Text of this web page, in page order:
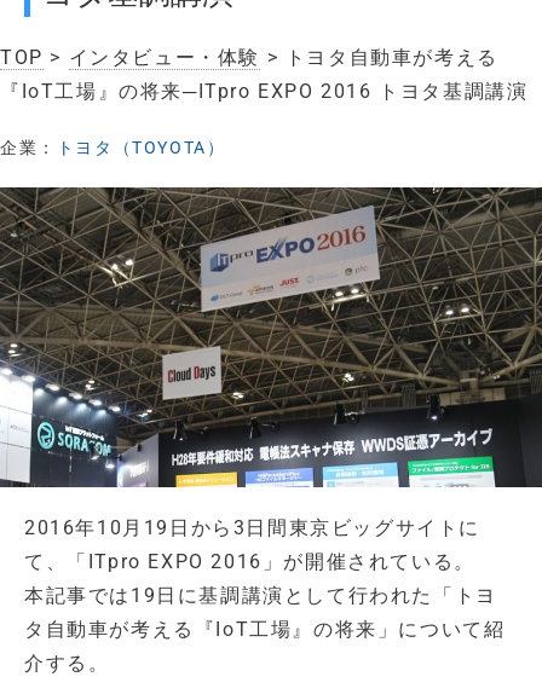
TOP > インタビュー・体験 > トヨタ自動車が考える
『IoT工場』の将来─ITpro EXPO 2016 トヨタ基調講演
企業： トヨタ（TOYOTA）
2016年10月19日から3日間東京ビッグサイトに
て、「ITpro EXPO 2016」が開催されている。
本記事では19日に基調講演として行われた「トヨ
タ自動車が考える『IoT工場』の将来」について紹
介する。